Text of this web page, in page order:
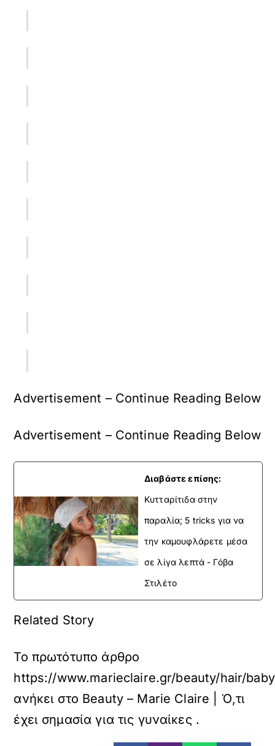
Advertisement – Continue Reading Below
Advertisement – Continue Reading Below
Διαβάστε επίσης:
Κυτταρίτιδα στην
παραλία; 5 tricks για να
την καμουφλάρετε μέσα
σε λίγα λεπτά - Γόβα
Στιλέτο
Related Story
Το πρωτότυπο άρθρο
https://www.marieclaire.gr/beauty/hair/
ανήκει στο Beauty – Marie Claire | Ό,τι
έχει σημασία για τις γυναίκες.